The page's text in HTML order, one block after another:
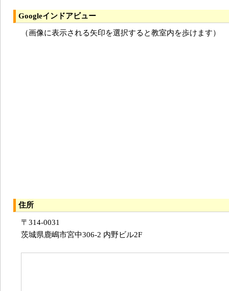
Googleインドアビュー
（画像に表示される矢印を選択すると教室内を歩けます）
住所
〒314-0031
茨城県鹿嶋市宮中306-2 内野ビル2F